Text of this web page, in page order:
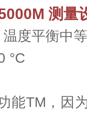
测量
度平衡中等
°C
能TM，因